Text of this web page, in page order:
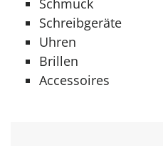
Schmuck
Schreibgeräte
Uhren
Brillen
Accessoires